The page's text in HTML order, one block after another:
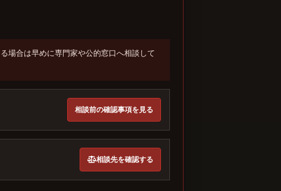
場合は早めに専門家や公的窓口へ相談して
相談前の確認事項を見る
相談先を確認する